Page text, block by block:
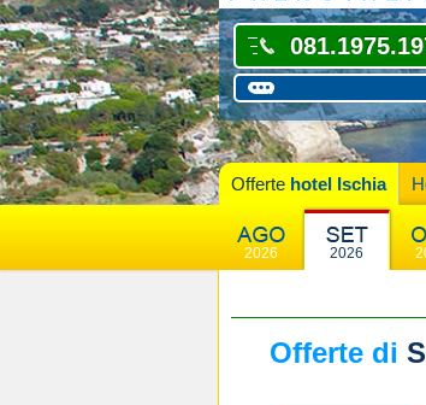
Offerte hotel Ischia
2026 2026
Offerte di